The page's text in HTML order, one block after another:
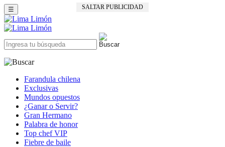
SALTAR PUBLICIDAD
☰
Farandula chilena
Exclusivas
Mundos opuestos
¿Ganar o Servir?
Gran Hermano
Palabra de honor
Top chef VIP
Fiebre de baile